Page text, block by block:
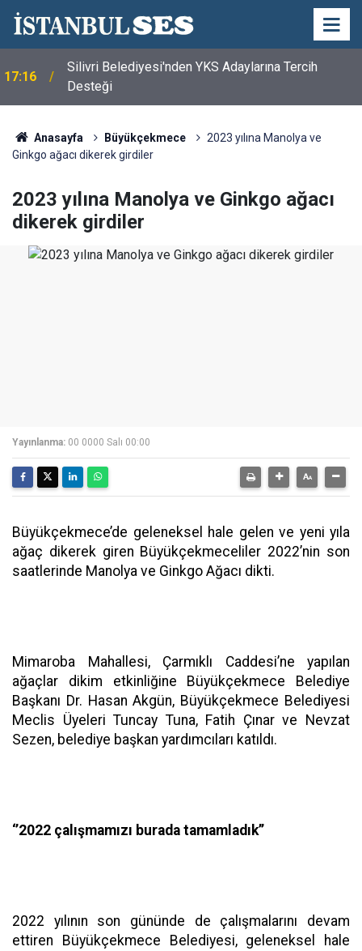
17:16
Silivri Belediyesi'nden YKS Adaylarına Tercih
Desteği
Anasayfa Büyükçekmece
2023 yılına Manolya ve
Ginkgo ağacı dikerek girdiler
2023 yılına Manolya ve Ginkgo ağacı
dikerek girdiler
Yayınlanma: 00 0000 Salı 00:00
Büyükçekmece’de geleneksel hale gelen ve yeni yıla
ağaç dikerek giren Büyükçekmeceliler 2022’nin son
saatlerinde Manolya ve Ginkgo Ağacı dikti.
Mimaroba Mahallesi, Çarmıklı Caddesi’ne yapılan
ağaçlar dikim etkinliğine Büyükçekmece Belediye
Başkanı Dr. Hasan Akgün, Büyükçekmece Belediyesi
Meclis Üyeleri Tuncay Tuna, Fatih Çınar ve Nevzat
Sezen, belediye başkan yardımcıları katıldı.
‘’2022 çalışmamızı burada tamamladık’’
2022 yılının son gününde de çalışmalarını devam
ettiren Büyükçekmece Belediyesi, geleneksel hale